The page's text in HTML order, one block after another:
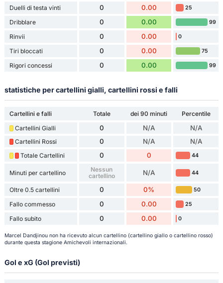
Duelli di testa vinti 0 0.00 25
Dribblare 0 0.00 99
Rinvii 0 0.00 0
Tiri bloccati 0 0.00 75
Rigori concessi 0 0.00 99
statistiche per cartellini gialli, cartellini rossi e falli
Cartellini e falli Totale dei 90 minuti
Percentile
Cartellini Gialli
0 N/A N/A
Cartellini Rossi 0 N/A N/A
Totale Cartellini 0 0 44
Minuti per cartellino
Nessun
cartellino
N/A 44
Oltre 0.5 cartellini 0 0% 50
Fallo commesso 0 0.00 25
Fallo subito 0 0.00 0
Marcel Dandjinou non ha ricevuto alcun cartellino (cartellino giallo o cartellino rosso)
durante questa stagione Amichevoli internazionali.
Gol e xG (Gol previsti)